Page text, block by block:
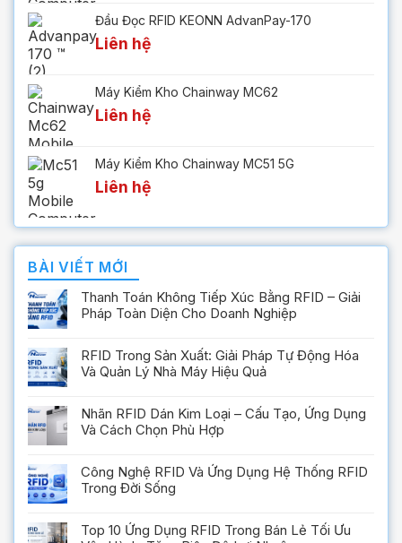
Đầu Đọc RFID KEONN AdvanPay-170
Liên hệ
Máy Kiểm Kho Chainway MC62
Liên hệ
Máy Kiểm Kho Chainway MC51 5G
Liên hệ
BÀI VIẾT MỚI
Thanh Toán Không Tiếp Xúc Bằng RFID – Giải
Pháp Toàn Diện Cho Doanh Nghiệp
RFID Trong Sản Xuất: Giải Pháp Tự Động Hóa
Và Quản Lý Nhà Máy Hiệu Quả
Nhãn RFID Dán Kim Loại – Cấu Tạo, Ứng Dụng
Và Cách Chọn Phù Hợp
Công Nghệ RFID Và Ứng Dụng Hệ Thống RFID
Trong Đời Sống
Top 10 Ứng Dụng RFID Trong Bán Lẻ Tối Ưu